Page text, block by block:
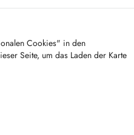
Cookies" in den
Seite, um das Laden der Karte